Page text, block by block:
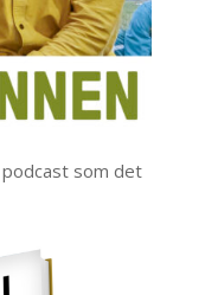
som det